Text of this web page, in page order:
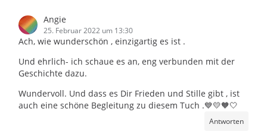
Angie
25. Februar 2022 um 13:30
Ach, wie wunderschön , einzigartig es ist .
Und ehrlich- ich schaue es an, eng verbunden mit der
Geschichte dazu.
Wundervoll. Und dass es Dir Frieden und Stille gibt , ist
auch eine schöne Begleitung zu diesem Tuch .💙💛🧡🤍
Antworten